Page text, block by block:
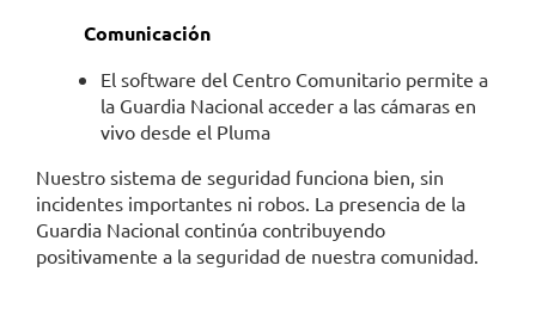
Comunicación
El software del Centro Comunitario permite a
la Guardia Nacional acceder a las cámaras en
vivo desde el Pluma
Nuestro sistema de seguridad funciona bien, sin
incidentes importantes ni robos. La presencia de la
Guardia Nacional continúa contribuyendo
positivamente a la seguridad de nuestra comunidad.